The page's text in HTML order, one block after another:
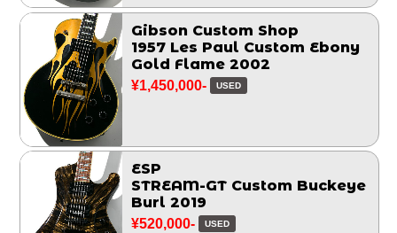
Gibson Custom Shop
1957 Les Paul Custom Ebony
Gold Flame 2002
¥1,450,000- USED
ESP
STREAM-GT Custom Buckeye
Burl 2019
¥520,000- USED